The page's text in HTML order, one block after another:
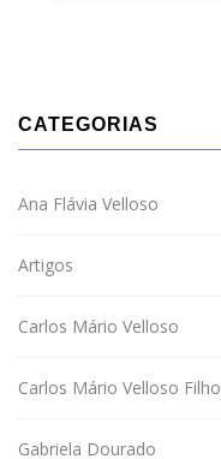
CATEGORIAS
Ana Flávia Velloso
Artigos
Carlos Mário Velloso
Carlos Mário Velloso Filho
Gabriela Dourado